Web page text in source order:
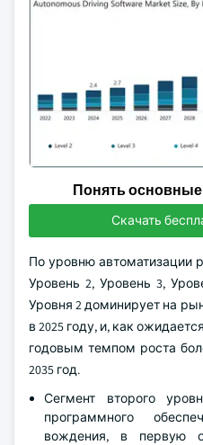
Понять
Скачать
По уровню автоматизации
Уровень 2, Уровень 3,
Уровня 2 доминирует на
в 2025 году, и, как
годовым темпом роста
2035 год.
Сегмент второго
программного
вождения, в первую